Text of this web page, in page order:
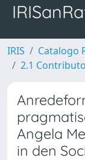
IRIS Catalogo
2.1
Angela
in den